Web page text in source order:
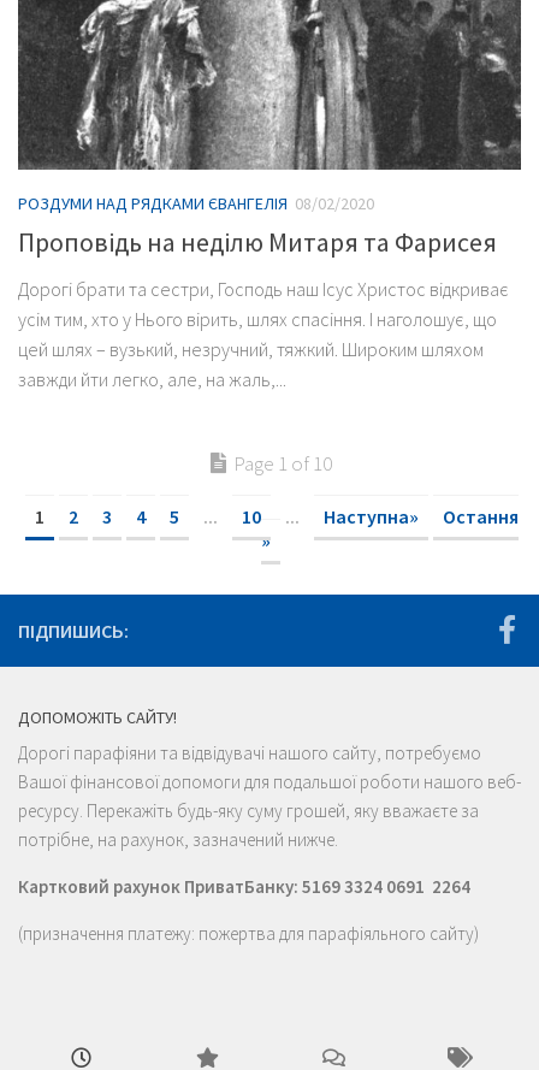
РОЗДУМИ НАД РЯДКАМИ ЄВАНГЕЛІЯ 08/02/2020
Проповідь на неділю Митаря та Фарисея
Дорогі брати та сестри, Господь наш Ісус Христос відкриває
усім тим, хто у Нього вірить, шлях спасіння. І наголошує, що
цей шлях – вузький, незручний, тяжкий. Широким шляхом
завжди йти легко, але, на жаль,...
Page 1 of 10
1 2 3 4 5 ... 10 ... Наступна»
Остання
»
ПІДПИШИСЬ:
ДОПОМОЖІТЬ САЙТУ!
Дорогі парафіяни та відвідувачі нашого сайту, потребуємо
Вашої фінансової допомоги для подальшої роботи нашого веб-
ресурсу. Перекажіть будь-яку суму грошей, яку вважаєте за
потрібне, на рахунок, зазначений нижче.
Картковий рахунок ПриватБанку: 5169 3324 0691 2264
(призначення платежу: пожертва для парафіяльного сайту)